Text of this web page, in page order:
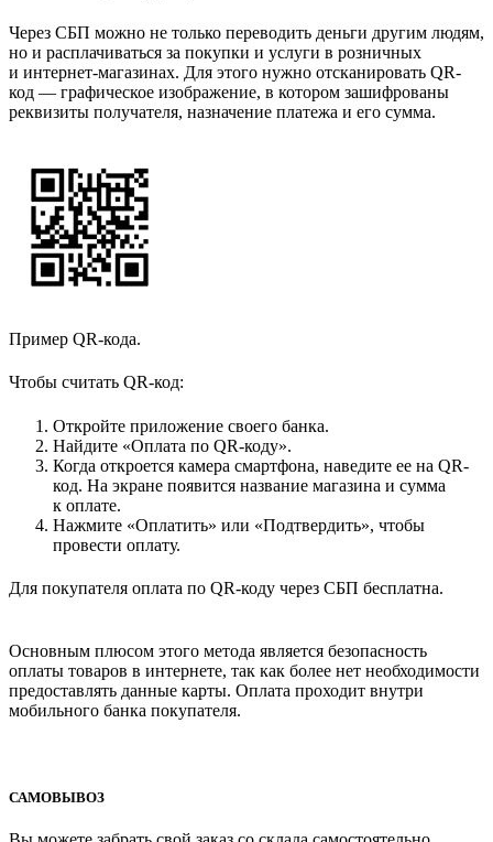
Через СБП можно не только переводить деньги другим людям,
но и расплачиваться за покупки и услуги в розничных
и интернет-магазинах. Для этого нужно отсканировать QR-
код — графическое изображение, в котором зашифрованы
реквизиты получателя, назначение платежа и его сумма.
Пример QR-кода.
Чтобы считать QR-код:
Откройте приложение своего банка.
Найдите «Оплата по QR-коду».
Когда откроется камера смартфона, наведите ее на QR-
код. На экране появится название магазина и сумма
к оплате.
Нажмите «Оплатить» или «Подтвердить», чтобы
провести оплату.
Для покупателя оплата по QR-коду через СБП бесплатна.
Основным плюсом этого метода является безопасность
оплаты товаров в интернете, так как более нет необходимости
предоставлять данные карты. Оплата проходит внутри
мобильного банка покупателя.
САМОВЫВОЗ